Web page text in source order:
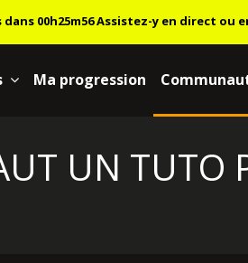
00h25m55Assistez-y en direct ou
Ma progression
UN TUTO